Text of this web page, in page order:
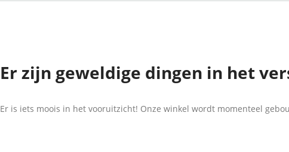
Er zijn geweldige dingen in het
Er is iets moois in het vooruitzicht! Onze winkel wordt momenteel